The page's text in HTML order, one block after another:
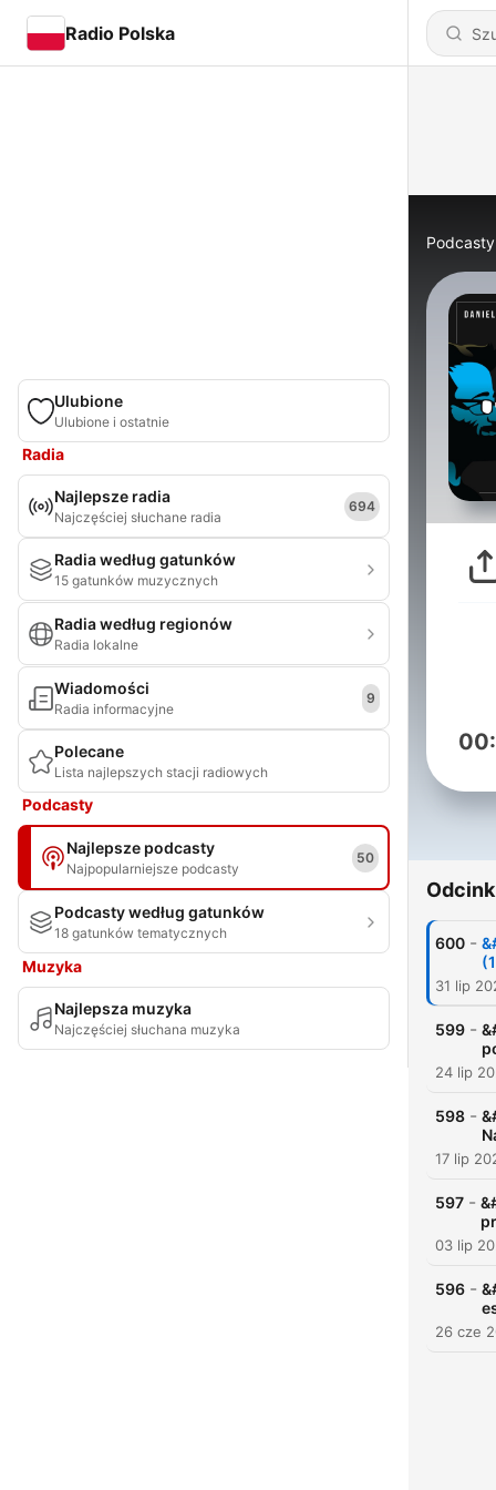
Radio Polska
Ulubione
Ulubione i ostatnie
Radia
Najlepsze radia
Najczęściej słuchane radia
694
Radia według gatunków
15 gatunków muzycznych
Radia według regionów
Radia lokalne
Wiadomości
Radia informacyjne
9
Polecane
Lista najlepszych stacji radiowych
Podcasty
Najlepsze podcasty
Najpopularniejsze podcasty
50
Podcasty według gatunków
18 gatunków tematycznych
Muzyka
Najlepsza muzyka
Najczęściej słuchana muzyka
Podcasty
600 -
31 lip
599 -
24 lip
598 -
17 lip
597 -
03 lip
596 -
26 cze